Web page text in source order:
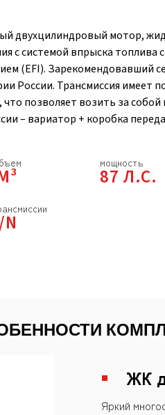
двухцилиндровый мотор,
с системой впрыска топлива
(EFI). Зарекомендовавший
России. Трансмиссия имеет
что позволяет возить за собой
– вариатор + коробка
мощность
87 Л.С.
ЖК
Яркий